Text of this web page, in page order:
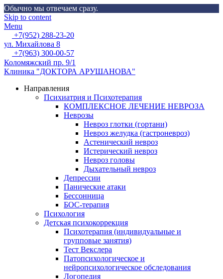
Обычно мы отвечаем сразу.
Skip to content
Menu
+7(952) 288-23-20
ул. Михайлова 8
+7(963) 300-00-57
Коломяжский пр. 9/1
Клиника "ДОКТОРА АРУШАНОВА"
Направления
Психиатрия и Психотерапия
КОМПЛЕКСНОЕ ЛЕЧЕНИЕ НЕВРОЗА
Неврозы
Невроз глотки (гортани)
Невроз желудка (гастроневроз)
Астенический невроз
Истерический невроз
Невроз головы
Дыхательный невроз
Депрессии
Панические атаки
Бессонница
БОС-терапия
Психология
Детская психокоррекция
Психотерапия (индивидуальные и
групповые занятия)
Тест Векслера
Патопсихологическое и
нейропсихологическое обследования
Логопедия